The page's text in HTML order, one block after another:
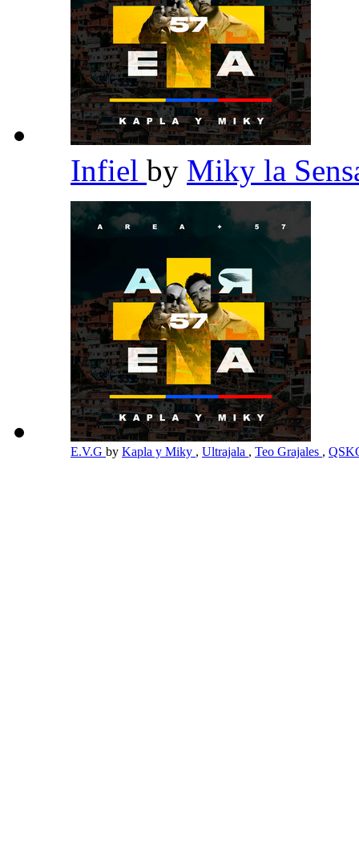
Infiel by Miky la
E.V.G by Kapla y Miky , Ultrajala , Teo Grajales ,